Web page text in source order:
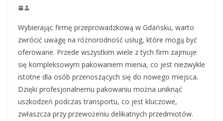
Wybierając firmę przeprowadzkową w Gdańsku, warto
zwrócić uwagę na różnorodność usług, które mogą być
oferowane. Przede wszystkim wiele z tych firm zajmuje
się kompleksowym pakowaniem mienia, co jest niezwykle
istotne dla osób przenoszących się do nowego miejsca.
Dzięki profesjonalnemu pakowaniu można uniknąć
uszkodzeń podczas transportu, co jest kluczowe,
zwłaszcza przy przewożeniu delikatnych przedmiotów.